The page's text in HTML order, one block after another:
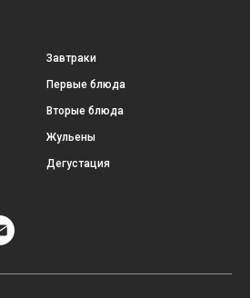
Завтраки
Первые блюда
Вторые блюда
Жульены
Дегустация